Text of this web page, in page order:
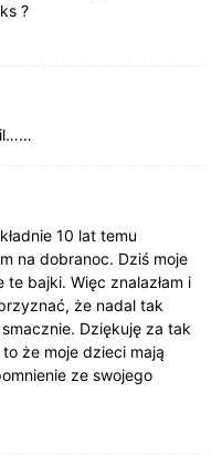
?
10 lat temu
na dobranoc. Dziś moje
bajki. Więc znalazłam i
że nadal tak
Dziękuję za tak
że moje dzieci mają
ze swojego